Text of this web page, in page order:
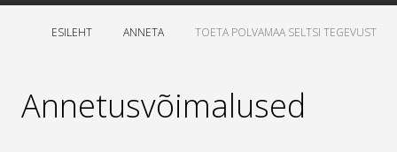
ESILEHT ANNETA TOETA POLVAMAA SELTSI TEGEVUST
Annetusvõimalused